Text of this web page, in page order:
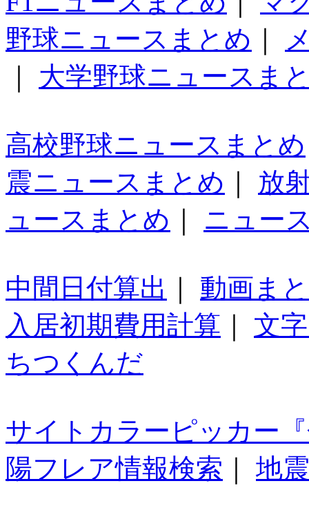
野球ニュースまとめ
大学野球ニュースま
高校野球ニュースまとめ
震ニュースまとめ
放
ュースまとめ
ニュー
中間日付算出
動画ま
入居初期費用計算
文
ちつくんだ
サイトカラーピッカー
陽フレア情報検索
地